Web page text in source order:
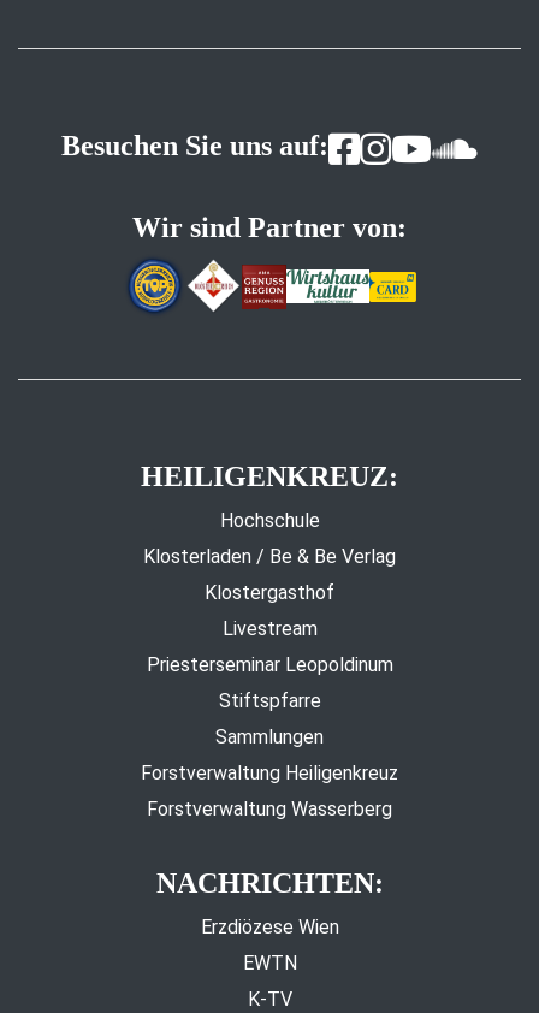
Besuchen Sie uns auf:
Wir sind Partner von:
HEILIGENKREUZ:
Hochschule
Klosterladen / Be & Be Verlag
Klostergasthof
Livestream
Priesterseminar Leopoldinum
Stiftspfarre
Sammlungen
Forstverwaltung Heiligenkreuz
Forstverwaltung Wasserberg
NACHRICHTEN:
Erzdiözese Wien
EWTN
K-TV